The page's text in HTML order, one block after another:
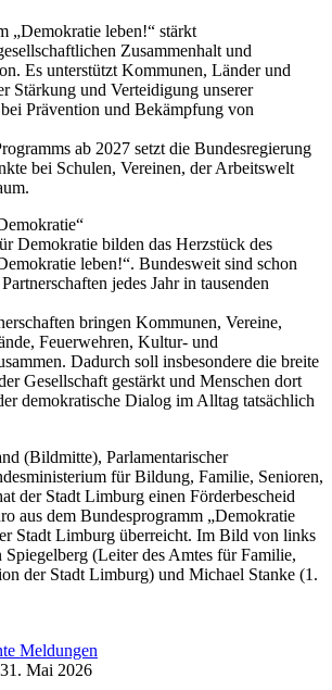
„Demokratie leben!“ stärkt
Zusammenhalt und
Es unterstützt Kommunen, Länder und
Stärkung und Verteidigung unserer
Prävention und Bekämpfung von
ab 2027 setzt die Bundesregierung
bei Schulen, Vereinen, der Arbeitswelt
Demokratie bilden das Herzstück des
leben!“. Bundesweit sind schon
jedes Jahr in tausenden
bringen Kommunen, Vereine,
Feuerwehren, Kultur- und
Dadurch soll insbesondere die breite
Gesellschaft gestärkt und Menschen dort
demokratische Dialog im Alltag tatsächlich
(Bildmitte), Parlamentarischer
für Bildung, Familie, Senioren,
der Stadt Limburg einen Förderbescheid
aus dem Bundesprogramm „Demokratie
Stadt Limburg überreicht. Im Bild von links
Spiegelberg (Leiter des Amtes für Familie,
der Stadt Limburg) und Michael Stanke (1.
Meldungen
Mai 2026